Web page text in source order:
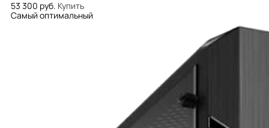
53 300 руб. Купить
Самый оптимальный